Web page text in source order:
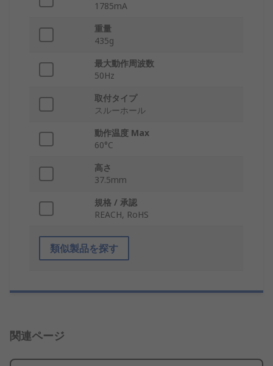
1785mA
重量
435g
最大動作周波数
50Hz
取付タイプ
スルーホール
動作温度 Max
60°C
高さ
37.5mm
規格 / 承認
REACH, RoHS
類似製品を探す
関連ページ